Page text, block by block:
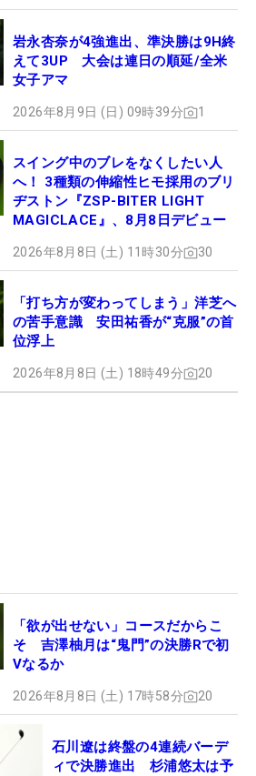
岩永杏奈が4強進出、準決勝は9H終
えて3UP 大会は連日の順延/全米
女子アマ
2026年8月9日 (日) 09時39分 1
スイング中のブレをなくしたい人
へ！ 3種類の伸縮性ヒモ採用のブリ
ヂストン『ZSP-BITER LIGHT
MAGICLACE』、8月8日デビュー
2026年8月8日 (土) 11時30分 30
「打ち方が変わってしまう」洋芝へ
の苦手意識 安田祐香が“克服”の首
位浮上
2026年8月8日 (土) 18時49分 20
「欲が出せない」コースだからこ
そ 吉澤柚月は“鬼門”の決勝Rで初
Vなるか
2026年8月8日 (土) 17時58分 20
石川遼は終盤の4連続バーデ
ィで決勝進出 杉浦悠太は予